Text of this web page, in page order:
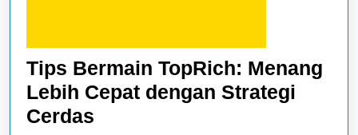
Tips Bermain TopRich: Menang
Lebih Cepat dengan Strategi
Cerdas